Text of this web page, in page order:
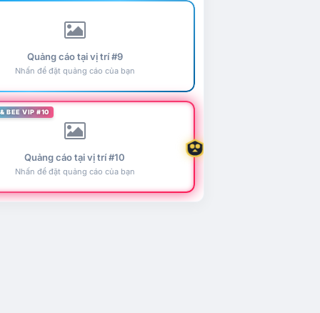
Quảng cáo tại vị trí #9
Nhấn để đặt quảng cáo của bạn
BEE VIP #10
Quảng cáo tại vị trí #10
Nhấn để đặt quảng cáo của bạn